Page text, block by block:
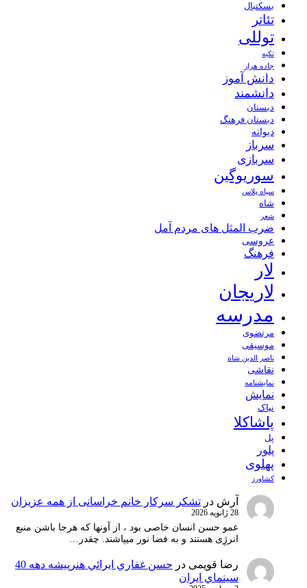
بسکتبال
تئاتر
توللی
تکیه
جاده هراز
دانش آموز
دانشمند
دبستان
دبستان فرهنگ
دیوانه
سرباز
سربازی
سوریوگین
سیاه پلاس
شاه
شعر
ضرب المثل های مردم آمل
عروسی
فرهنگ
لار
لاریجان
مدرسه
مرتضوی
موسیقی
ناصر الدین شاه
نقاشی
نمايشنامه
نمایش
نیاک
پاشاکلا
پل
پلور
پهلوی
کشاورز
آرش در تشکر سرکار خانم خراسانی از همه عزیزان
28 ژانویه 2026
عمو حسن انسان خاصی بود ، از آونها که هرجا باشن منبع
انرژِی هستند و به فضا نور میپاشند. چقدر…
رضا قویمی در
حسن غفاري ايرائي هنرپيشه دهه 40
سينماي ايران